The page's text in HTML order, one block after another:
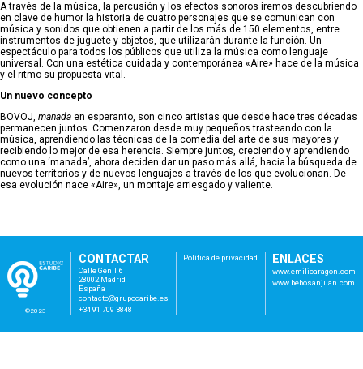
A través de la música, la percusión y los efectos sonoros iremos descubriendo
en clave de humor la historia de cuatro personajes que se comunican con
música y sonidos que obtienen a partir de los más de 150 elementos, entre
instrumentos de juguete y objetos, que utilizarán durante la función. Un
espectáculo para todos los públicos que utiliza la música como lenguaje
universal. Con una estética cuidada y contemporánea «Aire» hace de la música
y el ritmo su propuesta vital.
Un nuevo concepto
BOVOJ, manada en esperanto, son cinco artistas que desde hace tres décadas
permanecen juntos. Comenzaron desde muy pequeños trasteando con la
música, aprendiendo las técnicas de la comedia del arte de sus mayores y
recibiendo lo mejor de esa herencia. Siempre juntos, creciendo y aprendiendo
como una ‘manada’, ahora deciden dar un paso más allá, hacia la búsqueda de
nuevos territorios y de nuevos lenguajes a través de los que evolucionan. De
esa evolución nace «Aire», un montaje arriesgado y valiente.
©2023
CONTACTAR
Calle Genil 6
28002 Madrid
España
contacto@grupocaribe. es
+34 91 709 3848
Política de privacidad ENLACES
www.emilioaragon.com
www.bebosanjuan.com